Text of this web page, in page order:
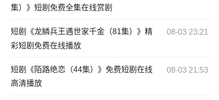
集）》短剧免费全集在线赏剧
短剧《龙鳞兵王遇世家千金（81集）》精
彩短剧免费在线播放
08-03 23:21
短剧《陌路绝恋（44集）》免费短剧在线
高清播放
08-03 21:53